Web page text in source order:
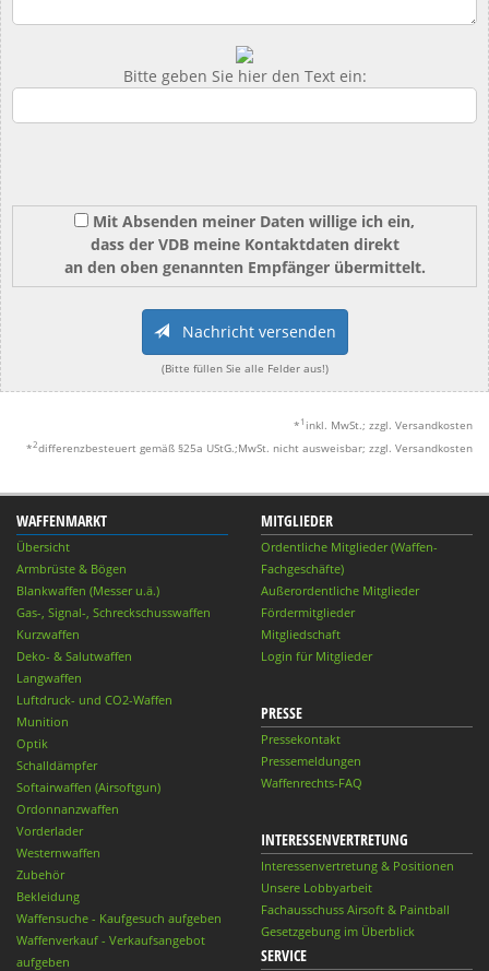
Bitte geben Sie hier den Text ein:
Mit Absenden meiner Daten willige ich ein,
dass der VDB meine Kontaktdaten direkt
an den oben genannten Empfänger übermittelt.
Nachricht versenden
(Bitte füllen Sie alle Felder aus!)
* 1 inkl. MwSt.; zzgl. Versandkosten
*2differenzbesteuert gemäß §25a UStG.;MwSt. nicht ausweisbar; zzgl. Versandkosten
WAFFENMARKT
Übersicht
Armbrüste & Bögen
Blankwaffen (Messer u.ä.)
Gas-, Signal-, Schreckschusswaffen
Kurzwaffen
Deko- & Salutwaffen
Langwaffen
Luftdruck- und CO2-Waffen
Munition
Optik
Schalldämpfer
Softairwaffen (Airsoftgun)
Ordonnanzwaffen
Vorderlader
Westernwaffen
Zubehör
Bekleidung
Waffensuche - Kaufgesuch aufgeben
Waffenverkauf - Verkaufsangebot
aufgeben
MITGLIEDER
Ordentliche Mitglieder (Waffen-
Fachgeschäfte)
Außerordentliche Mitglieder
Fördermitglieder
Mitgliedschaft
Login für Mitglieder
PRESSE
Pressekontakt
Pressemeldungen
Waffenrechts-FAQ
INTERESSENVERTRETUNG
Interessenvertretung & Positionen
Unsere Lobbyarbeit
Fachausschuss Airsoft & Paintball
Gesetzgebung im Überblick
SERVICE